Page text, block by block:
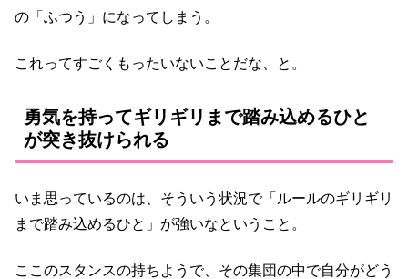
の「ふつう」になってしまう。
これってすごくもったいないことだな、と。
勇気を持ってギリギリまで踏み込めるひと
が突き抜けられる
いま思っているのは、そういう状況で「ルールのギリギリ
まで踏み込めるひと」が強いなということ。
ここのスタンスの持ちようで、その集団の中で自分がどう